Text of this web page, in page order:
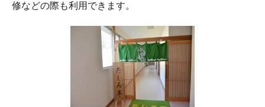
修などの際も利用できます。